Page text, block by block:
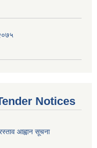
Notices
आह्वान सूचना